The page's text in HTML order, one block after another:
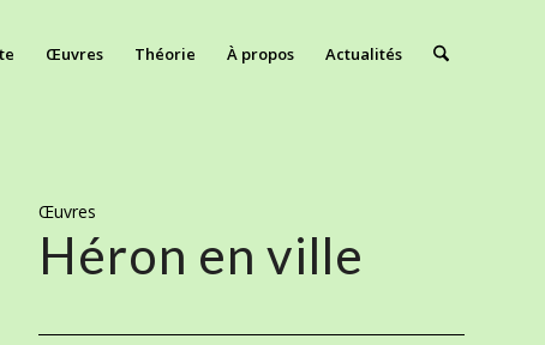
Œuvres Théorie À propos Actualités
Œuvres
Héron en ville